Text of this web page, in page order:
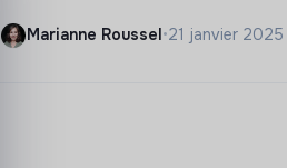
Marianne Roussel•21 janvier 2025